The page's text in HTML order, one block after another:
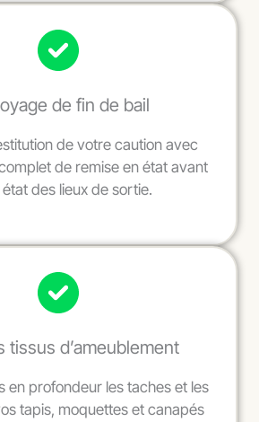
de fin de bail
de votre caution avec
de remise en état avant
des lieux de sortie.
tissus d’ameublement
en profondeur les taches et les
tapis, moquettes et canapés